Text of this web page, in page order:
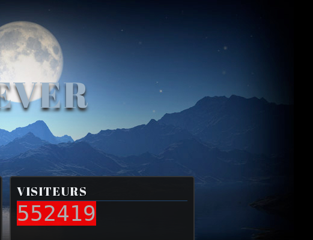
VISITEURS
552419